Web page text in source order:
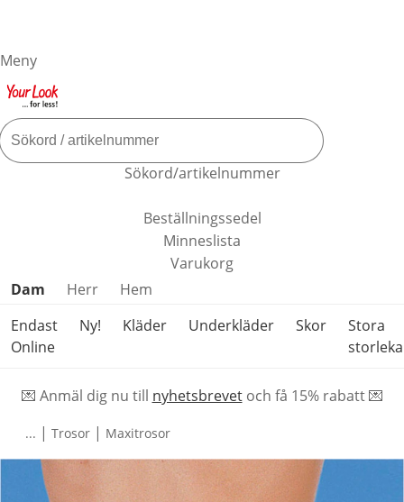
Meny
Sökord/artikelnummer
Beställningssedel
Minneslista
Varukorg
Hoppa över produktkategorier
Dam Herr
Hem
Endast
Online
Ny! Kläder Underkläder Skor
Stora
💌 Anmäl dig nu till nyhetsbrevetoch få 15% rabatt 💌
... | Trosor | Maxitrosor